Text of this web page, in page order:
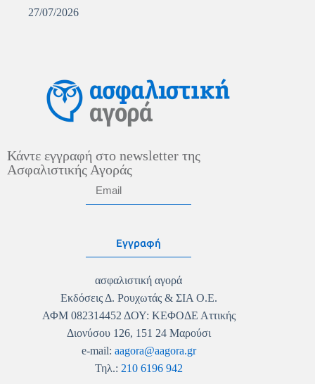
27/07/2026
Κάντε εγγραφή στο newsletter της
Ασφαλιστικής Αγοράς
Εγγραφή
ασφαλιστική αγορά
Εκδόσεις Δ. Ρουχωτάς & ΣΙΑ Ο.Ε.
ΑΦΜ 082314452 ΔΟΥ: ΚΕΦΟΔΕ Αττικής
Διονύσου 126, 151 24 Μαρούσι
e-mail: aagora@aagora.gr
Τηλ.: 210 6196 942